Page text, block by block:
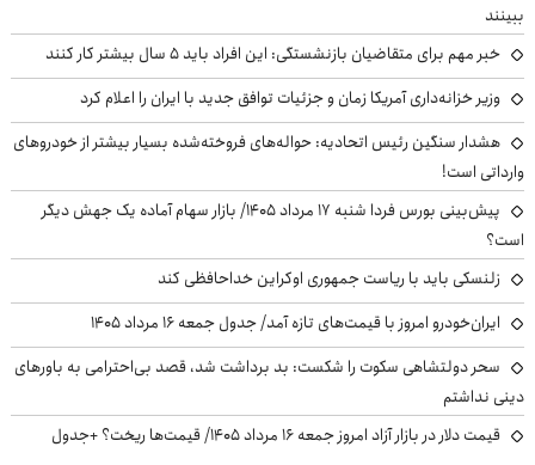
ببینند
خبر مهم برای متقاضیان بازنشستگی: این افراد باید ۵ سال بیشتر کار کنند
وزیر خزانه‌داری آمریکا زمان و جزئیات توافق جدید با ایران را اعلام کرد
هشدار سنگین رئیس اتحادیه: حواله‌های فروخته‌شده بسیار بیشتر از خودروهای
وارداتی است!
پیش‌بینی بورس فردا شنبه ۱۷ مرداد ۱۴۰۵/ بازار سهام آماده یک جهش دیگر
است؟
زلنسکی باید با ریاست جمهوری اوکراین خداحافظی کند
ایران‌خودرو امروز با قیمت‌های تازه آمد/ جدول جمعه ۱۶ مرداد ۱۴۰۵
سحر دولتشاهی سکوت را شکست: بد برداشت شد، قصد بی‌احترامی به باورهای
دینی نداشتم
قیمت دلار در بازار آزاد امروز جمعه ۱۶ مرداد ۱۴۰۵/ قیمت‌ها ریخت؟ +جدول